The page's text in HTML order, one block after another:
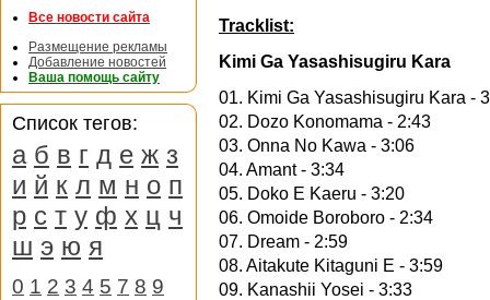
Tracklist:
Kimi Ga Yasashisugiru Kara
01. Kimi Ga Yasashisugiru Kara -
02. Dozo Konomama - 2:43
03. Onna No Kawa - 3:06
04. Amant - 3:34
05. Doko E Kaeru - 3:20
06. Omoide Boroboro - 2:34
07. Dream - 2:59
08. Aitakute Kitaguni E - 3:59
09. Kanashii Yosei - 3:33
Все новости сайта
Размещение рекламы
Добавление новостей
Ваша помощь сайту
Список тегов:
а б в г д е ж з
и й к л м н о п
р с т у ф х ц ч
ш э ю я
0 1 2 3 4 5 7 8 9